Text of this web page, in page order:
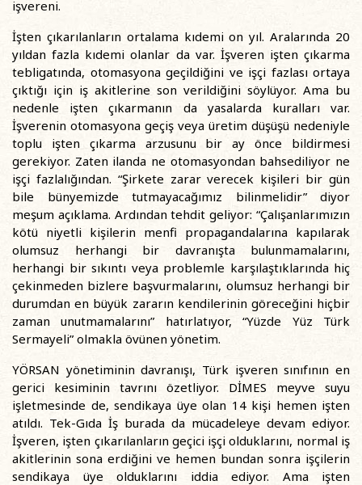
işvereni.
İşten çıkarılanların ortalama kıdemi on yıl. Aralarında 20
yıldan fazla kıdemi olanlar da var. İşveren işten çıkarma
tebligatında, otomasyona geçildiğini ve işçi fazlası ortaya
çıktığı için iş akitlerine son verildiğini söylüyor. Ama bu
nedenle işten çıkarmanın da yasalarda kuralları var.
İşverenin otomasyona geçiş veya üretim düşüşü nedeniyle
toplu işten çıkarma arzusunu bir ay önce bildirmesi
gerekiyor. Zaten ilanda ne otomasyondan bahsediliyor ne
işçi fazlalığından. “Şirkete zarar verecek kişileri bir gün
bile bünyemizde tutmayacağımız bilinmelidir” diyor
meşum açıklama. Ardından tehdit geliyor: “Çalışanlarımızın
kötü niyetli kişilerin menfi propagandalarına kapılarak
olumsuz herhangi bir davranışta bulunmamalarını,
herhangi bir sıkıntı veya problemle karşılaştıklarında hiç
çekinmeden bizlere başvurmalarını, olumsuz herhangi bir
durumdan en büyük zararın kendilerinin göreceğini hiçbir
zaman unutmamalarını” hatırlatıyor, “Yüzde Yüz Türk
Sermayeli” olmakla övünen yönetim.
YÖRSAN yönetiminin davranışı, Türk işveren sınıfının en
gerici kesiminin tavrını özetliyor. DİMES meyve suyu
işletmesinde de, sendikaya üye olan 14 kişi hemen işten
atıldı. Tek-Gıda İş burada da mücadeleye devam ediyor.
İşveren, işten çıkarılanların geçici işçi olduklarını, normal iş
akitlerinin sona erdiğini ve hemen bundan sonra işçilerin
sendikaya üye olduklarını iddia ediyor. Ama işten